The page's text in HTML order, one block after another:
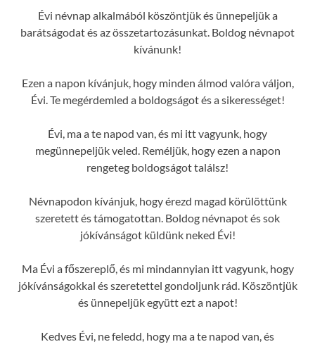
Évi névnap alkalmából köszöntjük és ünnepeljük a
barátságodat és az összetartozásunkat. Boldog névnapot
kívánunk!
Ezen a napon kívánjuk, hogy minden álmod valóra váljon,
Évi. Te megérdemled a boldogságot és a sikerességet!
Évi, ma a te napod van, és mi itt vagyunk, hogy
megünnepeljük veled. Reméljük, hogy ezen a napon
rengeteg boldogságot találsz!
Névnapodon kívánjuk, hogy érezd magad körülöttünk
szeretett és támogatottan. Boldog névnapot és sok
jókívánságot küldünk neked Évi!
Ma Évi a főszereplő, és mi mindannyian itt vagyunk, hogy
jókívánságokkal és szeretettel gondoljunk rád. Köszöntjük
és ünnepeljük együtt ezt a napot!
Kedves Évi, ne feledd, hogy ma a te napod van, és